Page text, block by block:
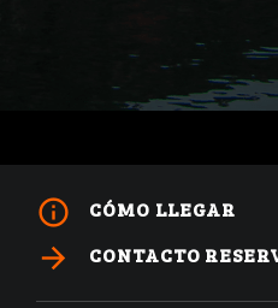
info_outline CÓMO LLEGAR
arrow_forward CONTACTO